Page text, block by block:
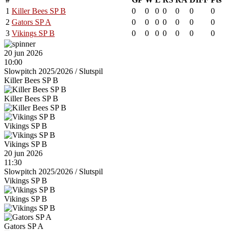
1 Killer Bees SP B 0 0 0 0 0 0
0
2 Gators SP A 0 0 0 0 0 0
0
3 Vikings SP B 0 0 0 0 0 0 0
20 jun 2026
10:00
Slowpitch 2025/2026 /Slutspil
Killer Bees SP B
Killer Bees SP B
Vikings SP B
Vikings SP B
20 jun 2026
11:30
Slowpitch 2025/2026 /Slutspil
Vikings SP B
Vikings SP B
Gators SP A